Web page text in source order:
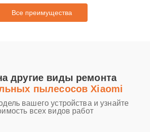
Все преимущества
другие виды ремонта
пылесосов Xiaomi
вашего устройства и узнайте
всех видов работ